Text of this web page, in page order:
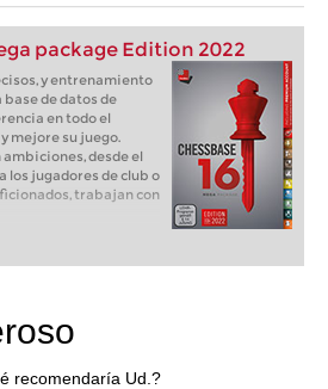
package Edition 2022
y entrenamiento
base de datos de
en todo el
mejore su juego.
desde el
los jugadores de club o
trabajan con
recomendaría Ud.?